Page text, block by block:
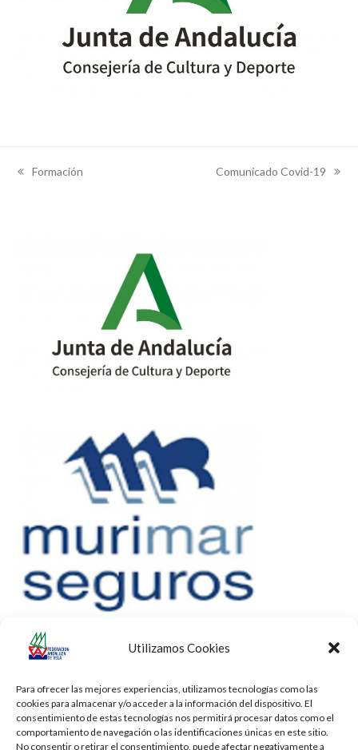
Utilizamos Cookies
Para ofrecer las mejores experiencias, utilizamos tecnologías como las
cookies para almacenar y/o acceder a la información del dispositivo. El
consentimiento de estas tecnologías nos permitirá procesar datos como el
comportamiento de navegación o las identificaciones únicas en este sitio.
No consentir o retirar el consentimiento, puede afectar negativamente a
previous
Formación
next
Comunicado Covid-19